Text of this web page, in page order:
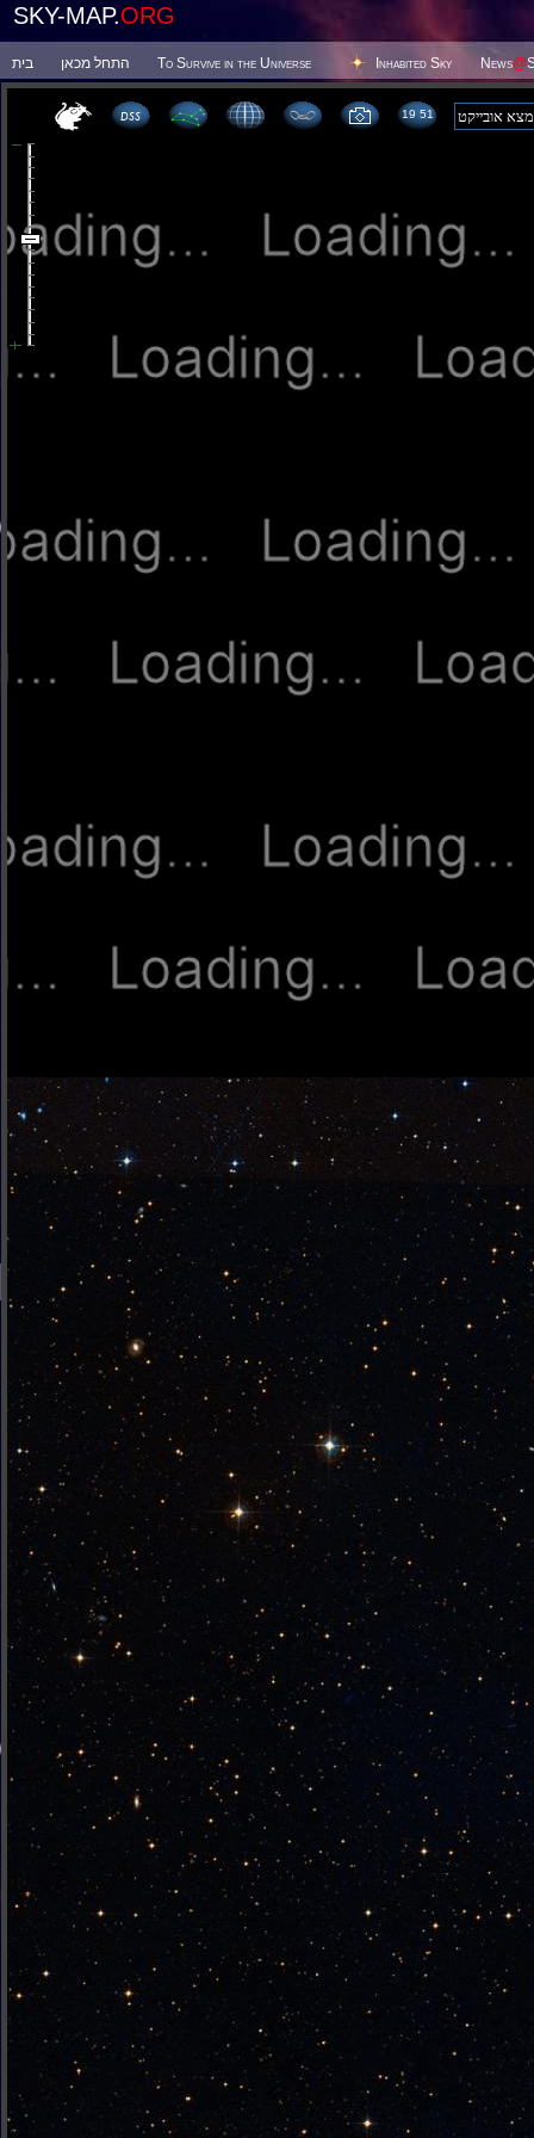
SKY-MAP.ORG
בית התחל מכאן To Survive in the Universe Inhabited Sky News@
19:51